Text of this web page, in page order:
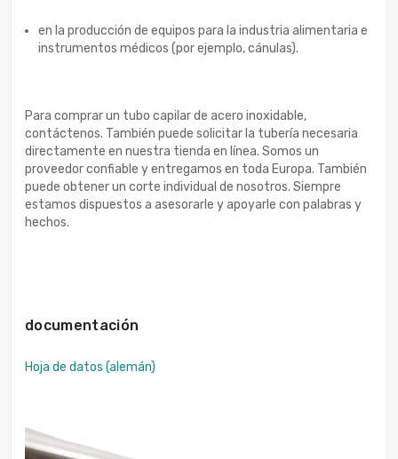
en la producción de equipos para la industria alimentaria e
instrumentos médicos (por ejemplo, cánulas).
Para comprar un tubo capilar de acero inoxidable,
contáctenos. También puede solicitar la tubería necesaria
directamente en nuestra tienda en línea. Somos un
proveedor confiable y entregamos en toda Europa. También
puede obtener un corte individual de nosotros. Siempre
estamos dispuestos a asesorarle y apoyarle con palabras y
hechos.
documentación
Hoja de datos (alemán)